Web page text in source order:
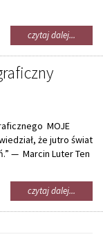
czytaj dalej...
temat:
8.
MOJE
że jutro świat
— Marcin Luter Ten
czytaj dalej...
temat:
7.